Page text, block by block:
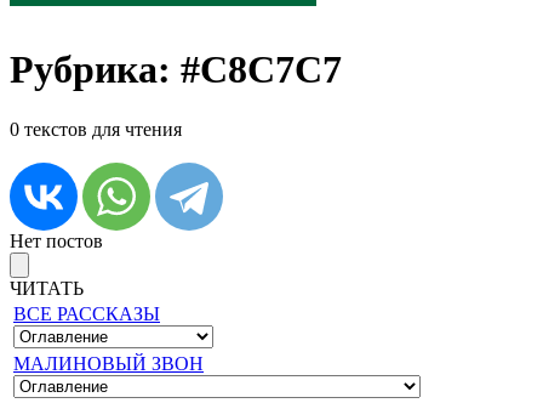
Рубрика: #C8C7C7
0 текстов для чтения
Нет постов
ЧИТАТЬ
ВСЕ РАССКАЗЫ
МАЛИНОВЫЙ ЗВОН